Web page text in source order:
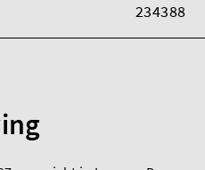
234388